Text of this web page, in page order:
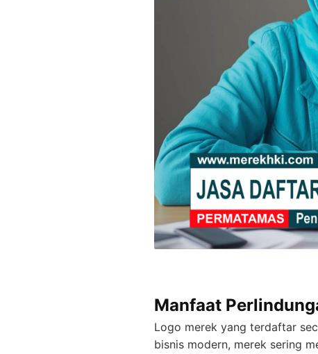
Manfaat
Logo merek yang terdaftar
bisnis modern, merek sering